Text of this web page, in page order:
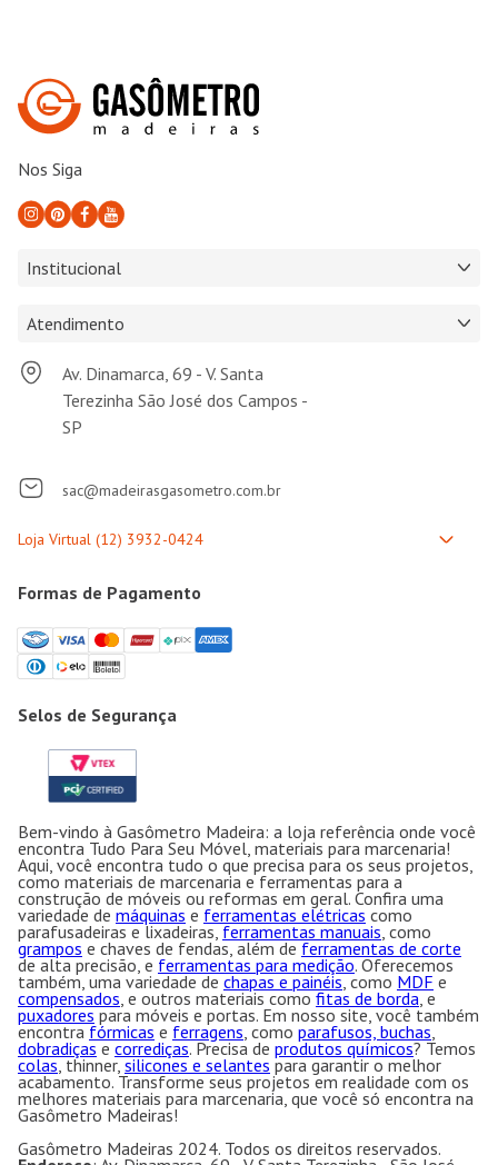
Nos Siga
Institucional
Atendimento
Av. Dinamarca, 69 - V. Santa
Terezinha São José dos Campos -
SP
sac@madeirasgasometro.com.br
Formas de Pagamento
Selos de Segurança
Bem-vindo à Gasômetro Madeira: a loja referência onde você
encontra Tudo Para Seu Móvel, materiais para marcenaria!
Aqui, você encontra tudo o que precisa para os seus projetos,
como materiais de marcenaria e ferramentas para a
construção de móveis ou reformas em geral. Confira uma
variedade de máquinas e ferramentas elétricas como
parafusadeiras e lixadeiras, ferramentas manuais, como
grampos e chaves de fendas, além de ferramentas de corte
de alta precisão, e ferramentas para medição. Oferecemos
também, uma variedade de chapas e painéis, como MDF e
compensados, e outros materiais como fitas de borda, e
puxadores para móveis e portas. Em nosso site, você também
encontra fórmicas e ferragens, como parafusos, buchas,
dobradiças e corrediças. Precisa de produtos químicos? Temos
colas, thinner, silicones e selantes para garantir o melhor
acabamento. Transforme seus projetos em realidade com os
melhores materiais para marcenaria, que você só encontra na
Gasômetro Madeiras!
Gasômetro Madeiras 2024. Todos os direitos reservados.